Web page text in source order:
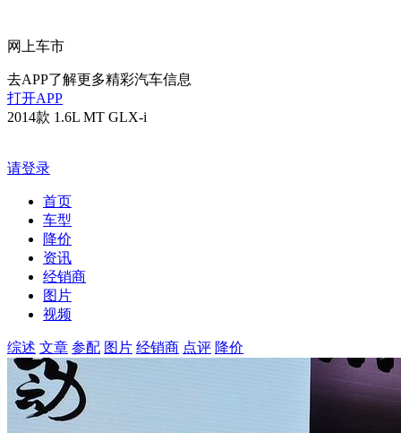
网上车市
去APP了解更多精彩汽车信息
打开APP
2014款 1.6L MT GLX-i
请登录
首页
车型
降价
资讯
经销商
图片
视频
综述 文章 参配 图片 经销商 点评 降价